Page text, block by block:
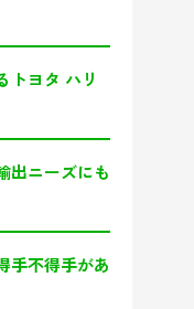
トヨタ ハリ
出ニーズにも
手不得手があ